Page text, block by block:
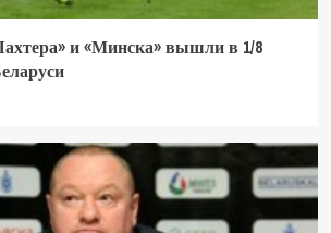
и «Минска» вышли в 1/8